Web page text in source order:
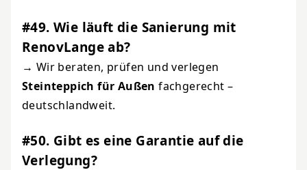
#49. Wie läuft die Sanierung mit
RenovLange ab?
→ Wir beraten, prüfen und verlegen
Steinteppich für Außen fachgerecht –
deutschlandweit.
#50. Gibt es eine Garantie auf die
Verlegung?